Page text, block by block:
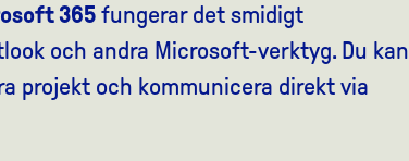
365 fungerar det smidigt
och andra Microsoft-verktyg. Du kan
projekt och kommunicera direkt via